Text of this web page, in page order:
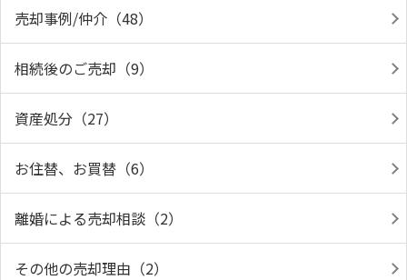
売却事例/仲介（48）
相続後のご売却（9）
資産処分（27）
お住替、お買替（6）
離婚による売却相談（2）
その他の売却理由（2）